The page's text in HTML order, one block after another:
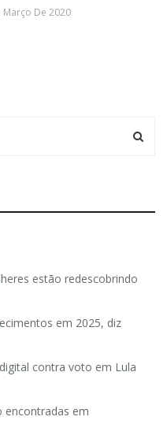
Março De 2020
estão redescobrindo
em 2025, diz
contra voto em Lula
encontradas em